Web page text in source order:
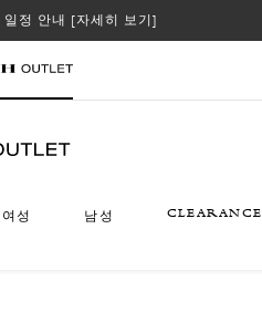
정 안내 [자세히 보기]
여성 남성 CLEARANCE